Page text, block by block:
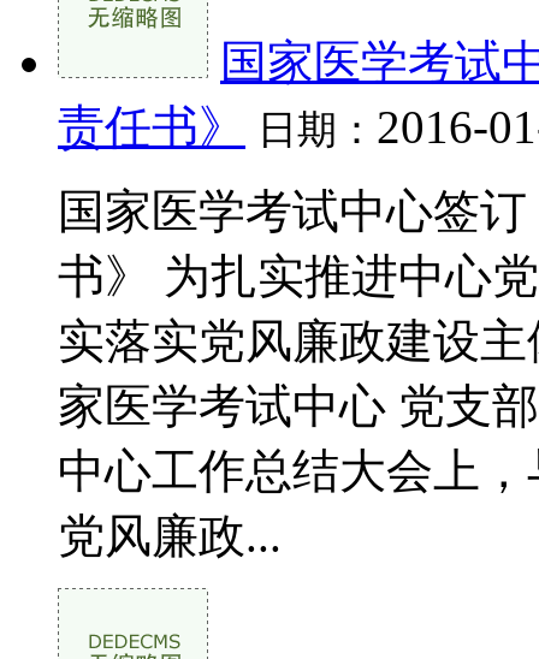
国家医学考试
责任书》
日期： 2016-
国家医学考试中心签
书》 为扎实推进中心
实落实党风廉政建设
家医学考试中心 党支
中心工作总结大会上
党风廉政...